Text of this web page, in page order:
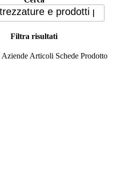
Filtra risultati
Aziende Articoli Schede Prodotto